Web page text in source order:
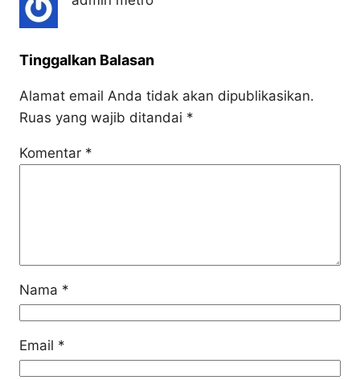
Tinggalkan Balasan
Alamat email Anda tidak akan dipublikasikan.
Ruas yang wajib ditandai *
Komentar *
Nama *
Email *